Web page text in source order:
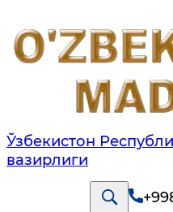
Ўзбекистон
вазирлиги